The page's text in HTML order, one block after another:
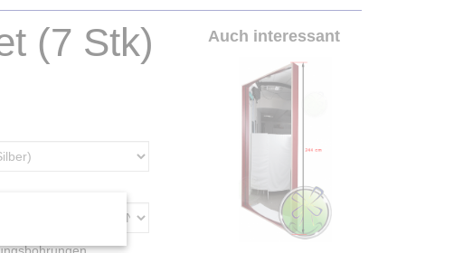
(7 Stk) Auch interessant